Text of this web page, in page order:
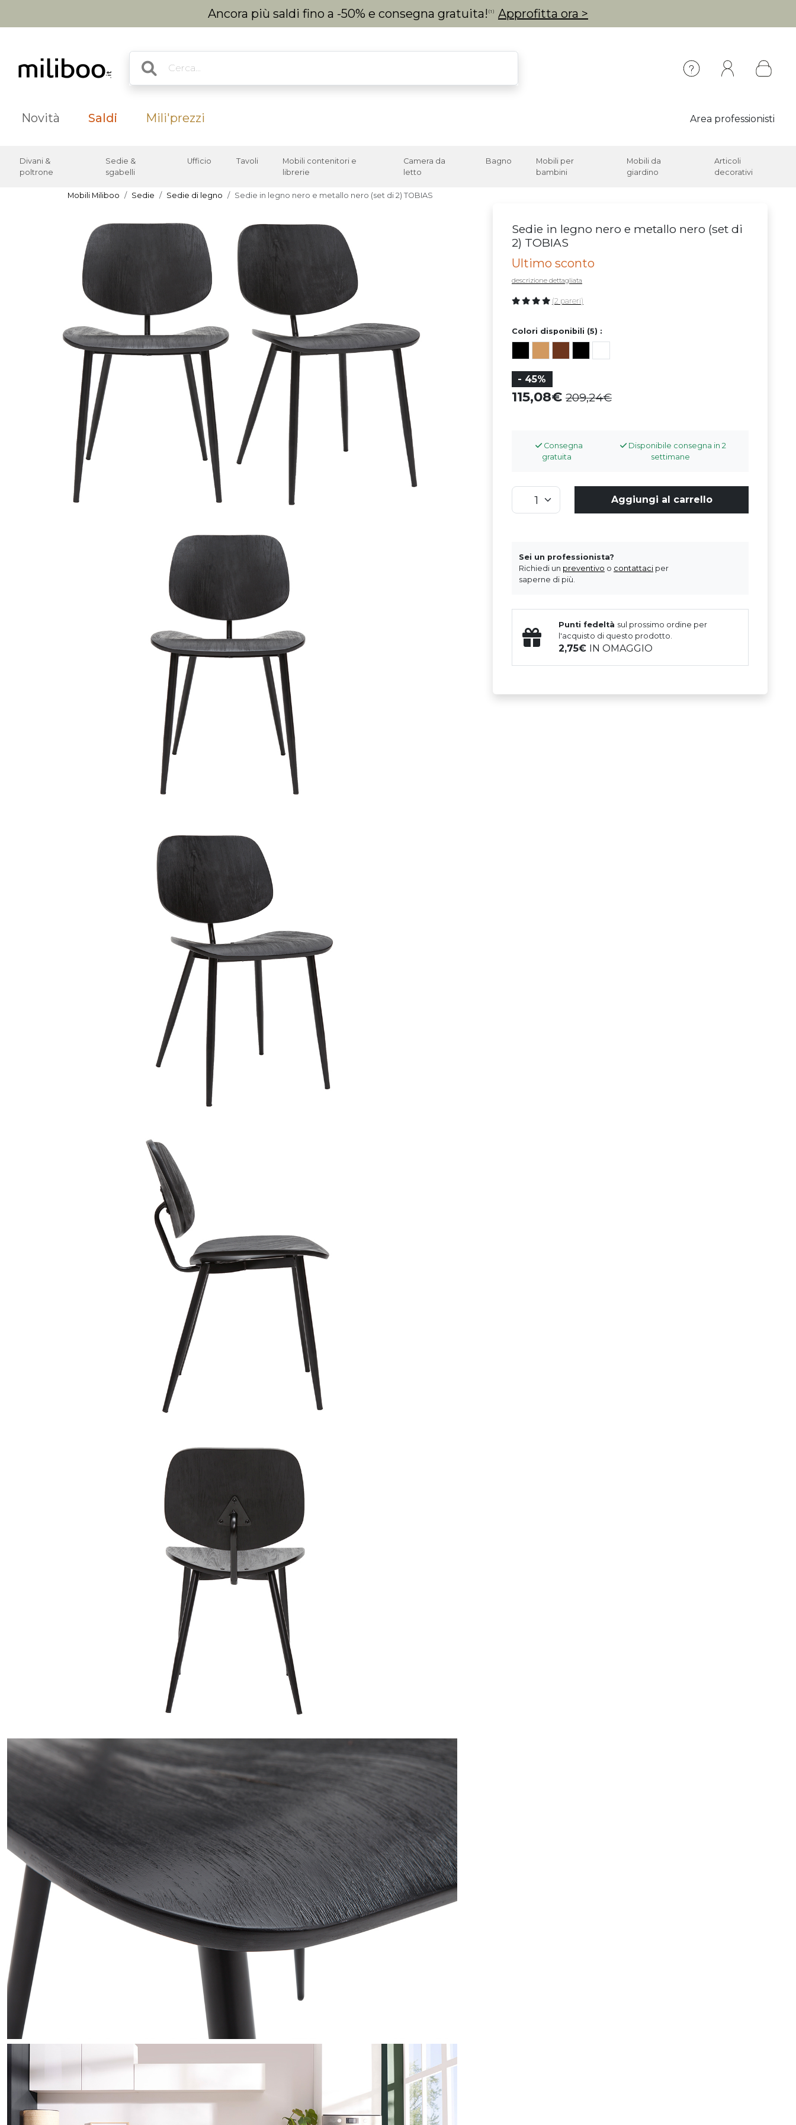
Ancora più saldi fino a -50% e consegna gratuita! (1) Approfitta ora >
Novità Saldi Mili'prezzi Area professionisti
Divani &
poltrone
Sedie &
sgabelli
Ufficio Tavoli
Mobili contenitori e
librerie
Camera da
letto
Bagno
Mobili per
bambini
Mobili da
giardino
Articoli
decorativi
Mobili Miliboo Sedie Sedie di legno Sedie in legno nero e metallo nero (set di 2) TOBIAS
Sedie in legno nero e metallo nero (set di
2) TOBIAS
Ultimo sconto
descrizione dettagliata
(2 pareri)
Colori disponibili (5) :
- 45%
115,08 209,24
Consegna
gratuita
Disponibile consegna in 2
settimane
Aggiungi al carrello
Sei un professionista?
Richiedi un preventivo o contattaci per
saperne di più.
Punti fedeltà sul prossimo ordine per
l'acquisto di questo prodotto.
2,75 IN OMAGGIO